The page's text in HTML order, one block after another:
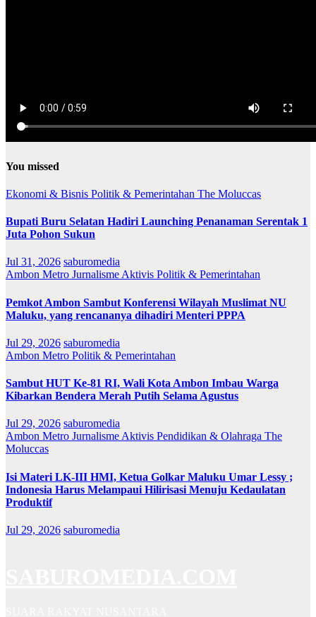
You missed
Ekonomi & Bisnis Politik & Pemerintahan The Moluccas
Bupati Buru Selatan Hadiri Launching Penanaman Serentak 1
Juta Pohon Sukun
Jul 31, 2026 saburomedia
Ambon Metro Jurnalisme Aktivis Politik & Pemerintahan
Pemkot Ambon Sambut Konferensi Wilayah Muslimat NU
Maluku, yang rencananya dihadiri Menteri PPPA
Jul 29, 2026 saburomedia
Ambon Metro Politik & Pemerintahan
Sambut HUT Ke-81 RI, Wali Kota Ambon Imbau Warga
Kibarkan Bendera Merah Putih Selama Agustus
Jul 29, 2026 saburomedia
Ambon Metro Jurnalisme Aktivis Pendidikan & Olahraga The
Moluccas
Isi Materi LK-III HMI, Ketua Golkar Maluku Umar Lessy ;
Indonesia Harus Melampaui Hilirisasi Menuju Kedaulatan
Produktif
Jul 29, 2026 saburomedia